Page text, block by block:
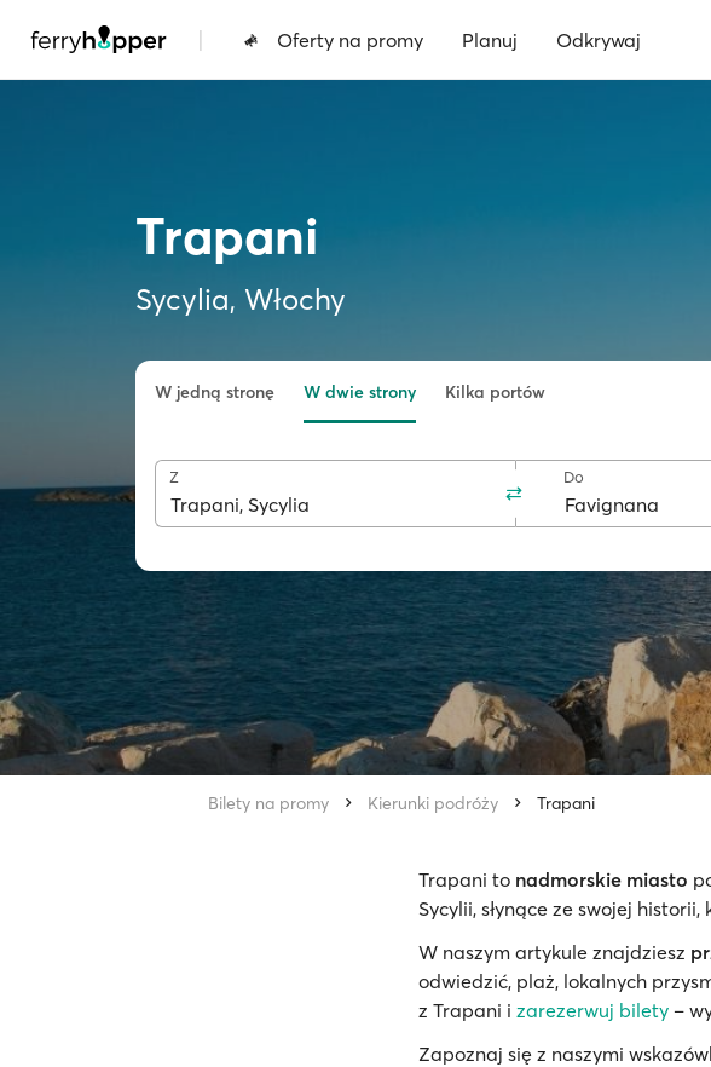
| Oferty na promy Planuj Odkrywaj
Trapani
Sycylia, Włochy
W jedną stronę W dwie strony Kilka portów
Z Do
Bilety na promy Kierunki podróży Trapani
Trapani to nadmorskie miasto
Sycylii, słynące ze swojej
W naszym artykule znajdziesz
odwiedzić, plaż, lokalnych
z Trapani i zarezerwuj bilety –
Zapoznaj się z naszymi